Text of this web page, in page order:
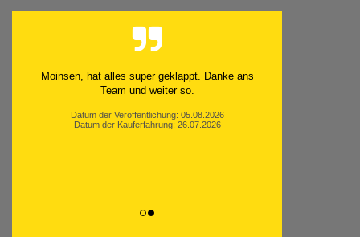
Moinsen, hat alles super geklappt. Danke ans
Team und weiter so.
Datum der Veröffentlichung: 05.08.2026
Datum der Kauferfahrung: 26.07.2026